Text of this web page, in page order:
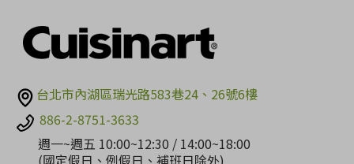
台北市內湖區瑞光路583巷24、26號6樓
886-2-8751-3633
週一~週五 10:00~12:30 / 14:00~18:00
(國定假日、例假日、補班日除外)